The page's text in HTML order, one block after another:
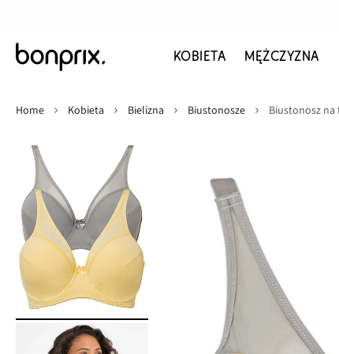
KOBIETA MĘŻCZYZNA
Home
Kobieta Bielizna Biustonosze Biustonosz na